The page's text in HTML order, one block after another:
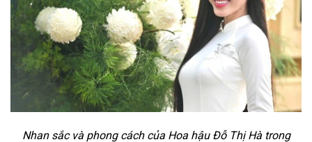
Nhan sắc và phong cách của Hoa hậu Đỗ Thị Hà trong